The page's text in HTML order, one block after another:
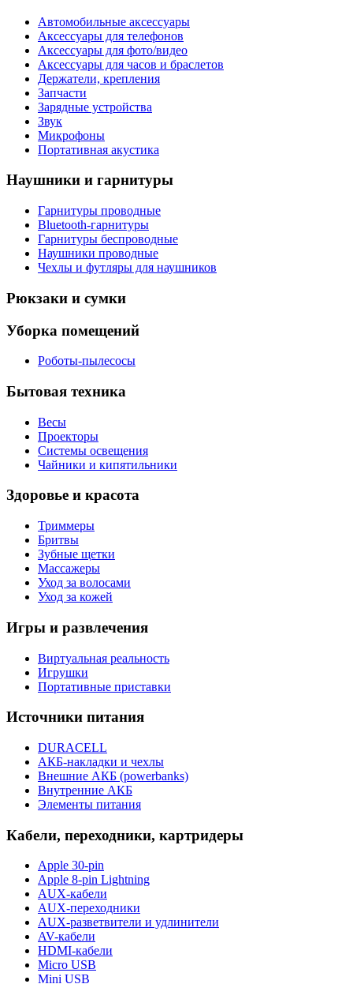
Автомобильные аксессуары
Аксессуары для телефонов
Аксессуары для фото/видео
Аксессуары для часов и браслетов
Держатели, крепления
Запчасти
Зарядные устройства
Звук
Микрофоны
Портативная акустика
Наушники и гарнитуры
Гарнитуры проводные
Bluetooth-гарнитуры
Гарнитуры беспроводные
Наушники проводные
Чехлы и футляры для наушников
Рюкзаки и сумки
Уборка помещений
Роботы-пылесосы
Бытовая техника
Весы
Проекторы
Системы освещения
Чайники и кипятильники
Здоровье и красота
Триммеры
Бритвы
Зубные щетки
Массажеры
Уход за волосами
Уход за кожей
Игры и развлечения
Виртуальная реальность
Игрушки
Портативные приставки
Источники питания
DURACELL
АКБ-накладки и чехлы
Внешние АКБ (powerbanks)
Внутренние АКБ
Элементы питания
Кабели, переходники, картридеры
Apple 30-pin
Apple 8-pin Lightning
AUX-кабели
AUX-переходники
AUX-разветвители и удлинители
AV-кабели
HDMI-кабели
Micro USB
Mini USB